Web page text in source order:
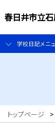
春日井市立
学校日記メニ
トップページ >